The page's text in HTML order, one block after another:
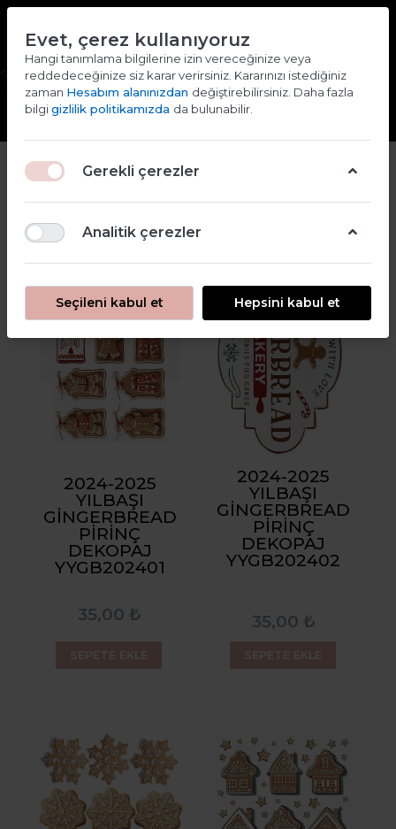
Giriş yap Kaydol
2024-2025
YILBAŞI
GINGERBREAD
PIRINÇ
DEKOPAJ
YYGB202401
35,00 ₺
2024-2025
YILBAŞI
GINGERBREAD
PIRINÇ
DEKOPAJ
YYGB202402
35,00 ₺
Evet, çerez kullanıyoruz
Hangi tanımlama bilgilerine izin vereceğinize veya
reddedeceğinize siz karar verirsiniz. Kararınızı istediğiniz
zaman Hesabım alanınızdan değiştirebilirsiniz. Daha fazla
bilgigizlilik politikamızda da bulunabilir.
Gerekli çerezler
Analitik çerezler
Seçileni kabul et Hepsini kabul et